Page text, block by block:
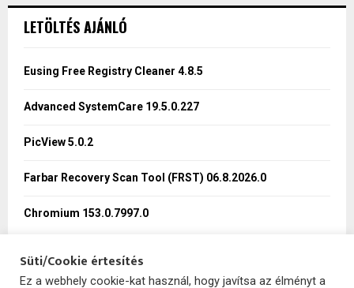
h
o
LETÖLTÉS AJÁNLÓ
Eusing Free Registry Cleaner 4.8.5
Advanced SystemCare 19.5.0.227
PicView 5.0.2
Farbar Recovery Scan Tool (FRST) 06.8.2026.0
Chromium 153.0.7997.0
Süti/Cookie értesítés
Ez a webhely cookie-kat használ, hogy javítsa az élményt a